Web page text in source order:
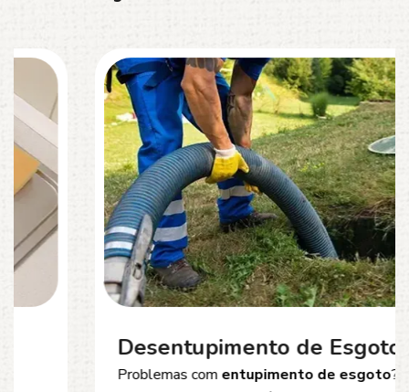
Desentupimento de Esgoto
Problemas comentupimento de esgoto?